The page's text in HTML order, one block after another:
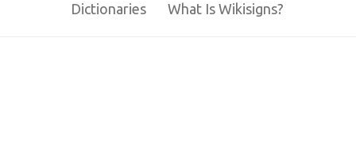
Dictionaries What Is Wikisigns?